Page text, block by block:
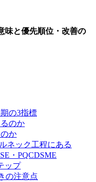
味と優先順位・改善の
の3指標
のか
か
ネック工程にある
・PQCDSME
ップ
の注意点